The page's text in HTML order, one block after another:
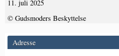
11. juli 2025
© Gudsmoders Beskyttelse
Adresse